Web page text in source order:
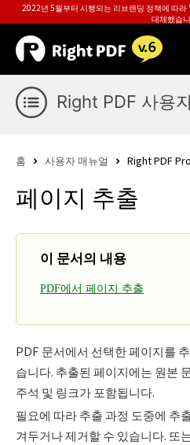
2022년 5월부터 시행되는 리브랜딩 정책에 따
대체했습
Right PDF 사용
홈 사용자 매뉴얼 Right PDF
페이지 추출
이 문서의 내용
PDF에서 페이지 추출
PDF 문서에서 선택한 페이지를
습니다. 추출된 페이지에는 원본
주석 및 링크가 포함됩니다.
필요에 따라 추출 과정 도중에 추
겨두거나 제거할 수 있습니다. 또